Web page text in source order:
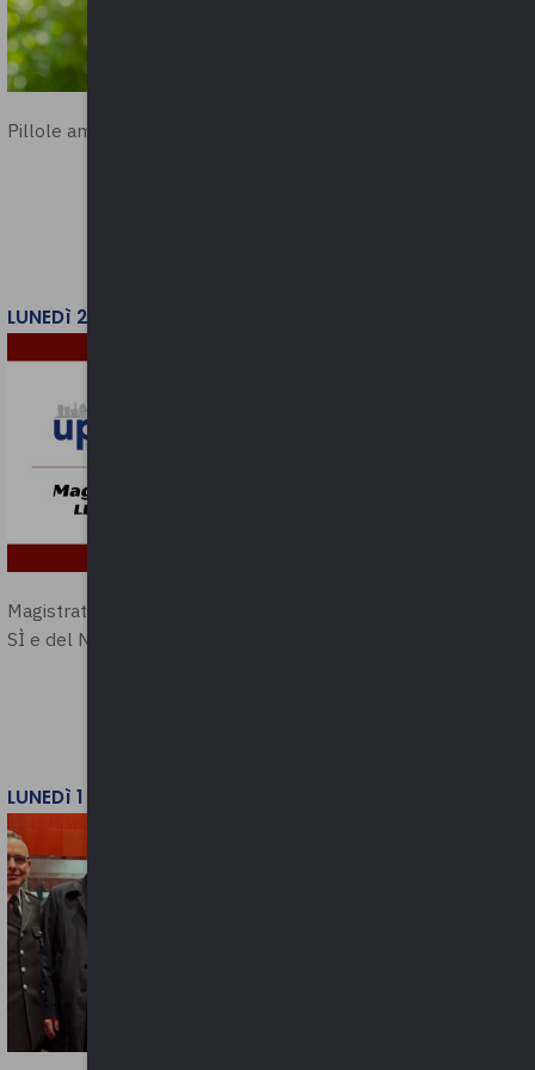
Pillole ambientali | 2026
LUNEDì 2 FEBBRAIO 2026
Magistratura e Costituzione. Le ragioni del
SÌ e del NO
LUNEDì 1 DICEMBRE 2025